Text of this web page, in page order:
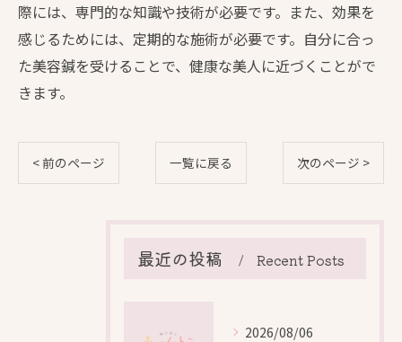
際には、専門的な知識や技術が必要です。また、効果を
感じるためには、定期的な施術が必要です。自分に合っ
た美容鍼を受けることで、健康な美人に近づくことがで
きます。
< 前のページ 一覧に戻る 次のページ >
最近の投稿 Recent Posts
2026/08/06